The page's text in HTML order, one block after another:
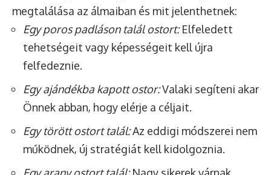
megtalálása az álmaiban és mit jelenthetnek:
Egy poros padláson talál ostort:Elfeledett
tehetségeit vagy képességeit kell újra
felfedeznie.
Egy ajándékba kapott ostor:Valaki segíteni akar
Önnek abban, hogy elérje a céljait.
Egy törött ostort talál:Az eddigi módszerei nem
működnek, új stratégiát kell kidolgoznia.